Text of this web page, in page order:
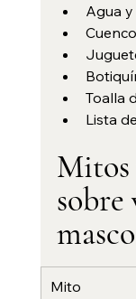
Agua
Toalla
Lista
Mitos
sobre
Mito